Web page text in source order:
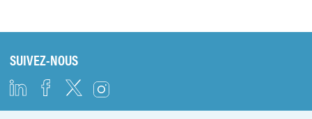
SUIVEZ-NOUS